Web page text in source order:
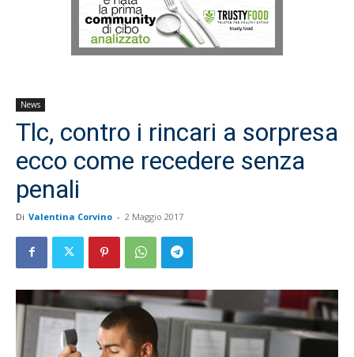
Salvagente
News
Tlc, contro i rincari a sorpresa
ecco come recedere senza
penali
Di Valentina Corvino - 2 Maggio 2017